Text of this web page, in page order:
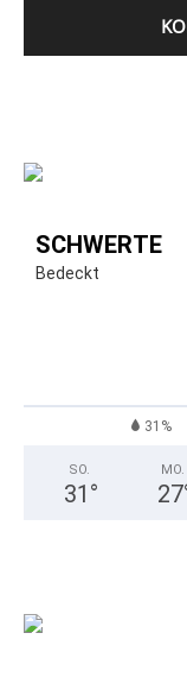
SCHWERTE
Bedeckt
31%
SO.
31 °
MO.
27